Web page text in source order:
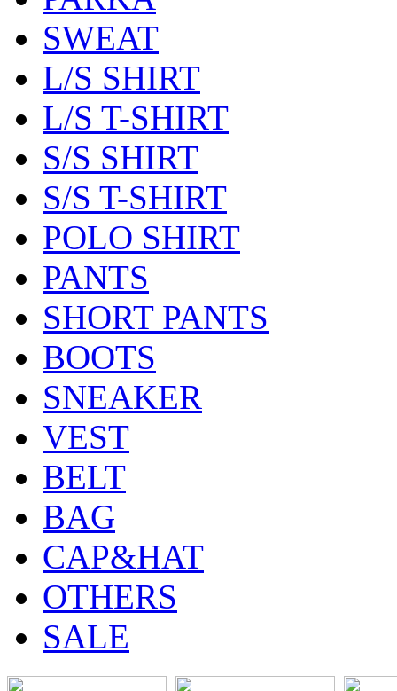
SWEAT
L/S SHIRT
L/S T-SHIRT
S/S SHIRT
S/S T-SHIRT
POLO SHIRT
PANTS
SHORT PANTS
BOOTS
SNEAKER
VEST
BELT
BAG
CAP&HAT
OTHERS
SALE